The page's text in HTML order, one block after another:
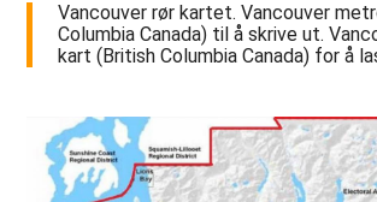
Vancouver rør kartet. Vancouver
Columbia Canada) til å skrive ut.
kart (British Columbia Canada) for å